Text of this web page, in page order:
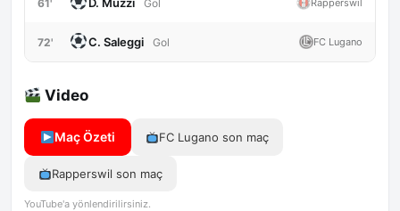
61' Gol
72' C. Saleggi Gol FC Lugano
Video
Maç Özeti FC Lugano son maç
Rapperswil son maç
YouTube'a yönlendirilirsiniz.